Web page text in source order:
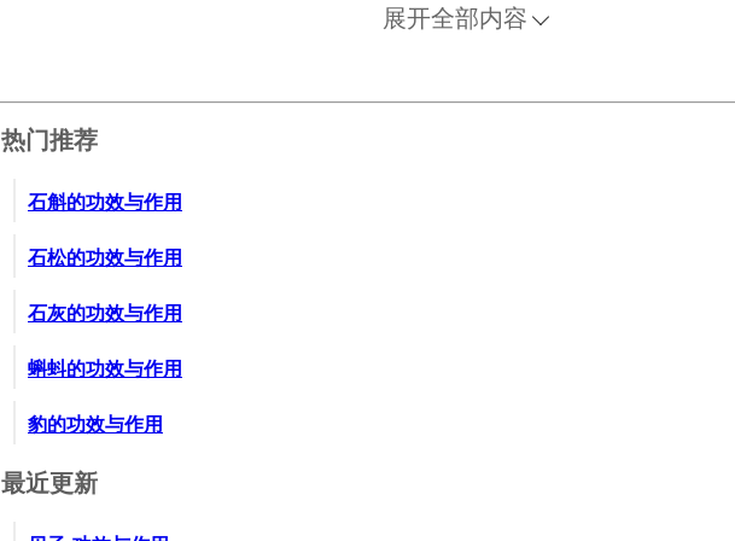
13、产后乳悬（妇女产后，两乳变细、变长，有时垂到小腹，痛不可忍）。
展开全部内容
热门推荐
石斛的功效与作用
石松的功效与作用
石灰的功效与作用
蝌蚪的功效与作用
豹的功效与作用
最近更新